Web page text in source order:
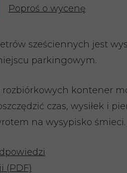
Poproś o wycenę
sześciennych jest
parkingowym.
kontener
czas, wysiłek i
na wysypisko śmieci.
(PDF)